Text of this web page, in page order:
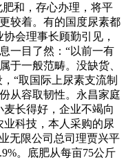
和，存心办理，将平
较着。有的国度尿素都
会理事长顾勤引见，
一目了然：“以前一有
于一般范畴。没缺货、
“取国际上尿素支流制
从容取韧性。永昌家庭
长得好，企业不竭向
科技，本人采购的尿
无限公司总司理贾兴平
。底肥从每亩75公斤